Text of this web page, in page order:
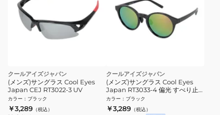
クールアイズジャパン
(メンズ)サングラス Cool Eyes
Japan CEJ RT3022-3 UV
カラー ： ブラック
￥3,289 （税込）
クールアイズジャパン
(メンズ)サングラス Cool Eyes
Japan RT3033-4 偏光 すべり止
め 鼻パッド調整可 カジュアル フ
ァッション ミラーレンズ
カラー ： ブラック
￥3,289 （税込）